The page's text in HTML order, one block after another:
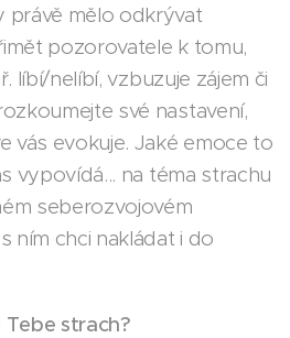
právě mělo odkrývat
pozorovatele k tomu,
líbí/nelíbí, vzbuzuje zájem či
své nastavení,
vás evokuje. Jaké emoce to
vypovídá... na téma strachu
seberozvojovém
ním chci nakládat i do
Tebe strach?